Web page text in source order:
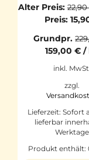
Alter Preis: 22,90
Preis:
Grundpr.
159,00 €/
inkl.
zzgl.
Lieferzeit:Sofort
lieferbar
Werktage
Produkt enthält: